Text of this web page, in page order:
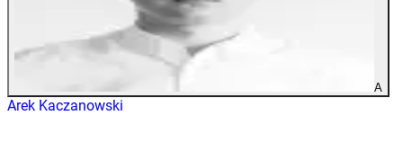
A
Arek Kaczanowski